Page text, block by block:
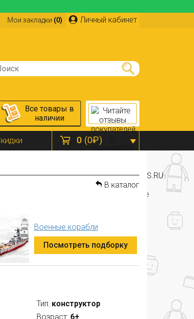
Личный кабинет
Мои закладки (0)
0 (0₽)
Все товары в
наличии
В каталог
Военные корабли
Посмотреть подборку
Тип: конструктор
Возраст: 6+